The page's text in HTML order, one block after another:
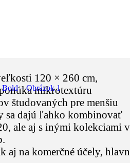
120 × 260 cm,
mikrotextúru
študovaných pre menšiu
dajú ľahko kombinovať
ale aj s inými kolekciami v
aj na komerčné účely,